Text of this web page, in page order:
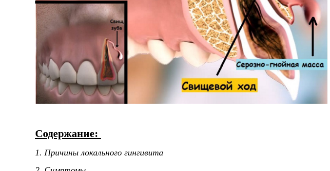
Содержание:
1. Причины локального гингивита